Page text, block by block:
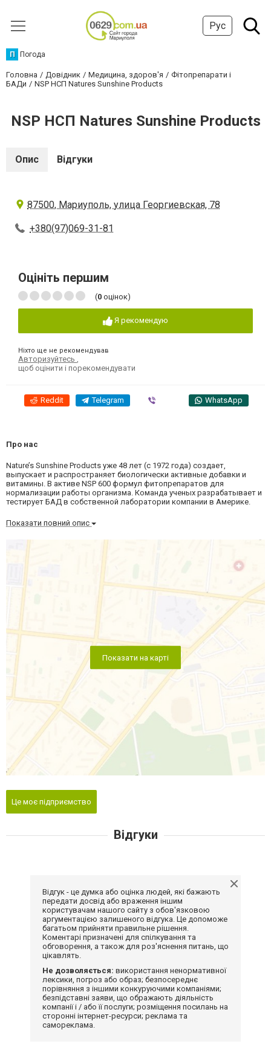
Рус
П Погода
Головна Довідник Медицина, здоров'я
Фітопрепарати і
БАДи
NSP НСП Natures Sunshine Products
NSP НСП Natures Sunshine Products
Опис Відгуки
87500, Мариуполь, улица Георгиевская, 78
+380(97)069-31-81
Оцініть першим
(0 оцінок)
Я рекомендую
Ніхто ще не рекомендував
Авторизуйтесь
щоб оцінити і порекомендувати
Reddit Telegram WhatsApp
Про нас
Nature’s Sunshine Products уже 48 лет (с 1972 года) создает,
выпускает и распространяет биологически активные добавки и
витамины. В активе NSP 600 формул фитопрепаратов для
нормализации работы организма. Команда ученых разрабатывает и
тестирует БАД в собственной лаборатории компании в Америке.
Показати повний опис
Показати на карті
Це моє підприємство
Відгуки
Відгук - це думка або оцінка людей, які бажають
передати досвід або враження іншим
користувачам нашого сайту з обов'язковою
аргументацією залишеного відгука. Це допоможе
багатьом прийняти правильне рішення.
Коментарі призначені для спілкування та
обговорення, а також для роз'яснення питань, що
цікавлять.
Не дозволяється: використання ненормативної
лексики, погроз або образ; безпосереднє
порівняння з іншими конкуруючими компаніями;
безпідставні заяви, що ображають діяльність
компанії і / або її послуги; розміщення посилань на
сторонні інтернет-ресурси; реклама та
самореклама.